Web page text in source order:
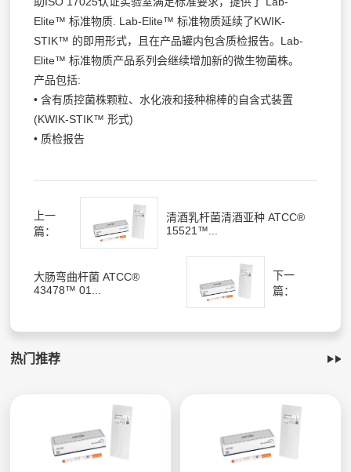
Elite™ 标准物质. Lab-Elite™ 标准物质延续了KWIK-
STIK™ 的即用形式，且在产品罐内包含质检报告。Lab-
Elite™ 标准物质产品系列会继续增加新的微生物菌株。
产品包括:
• 含有质控菌株颗粒、水化液和接种棉棒的自含式装置
(KWIK-STIK™ 形式)
• 质检报告
上一
篇：
清酒乳杆菌清酒亚种 ATCC®
15521™...
大肠弯曲杆菌 ATCC®
43478™ 01...
下一
篇：
热门推荐